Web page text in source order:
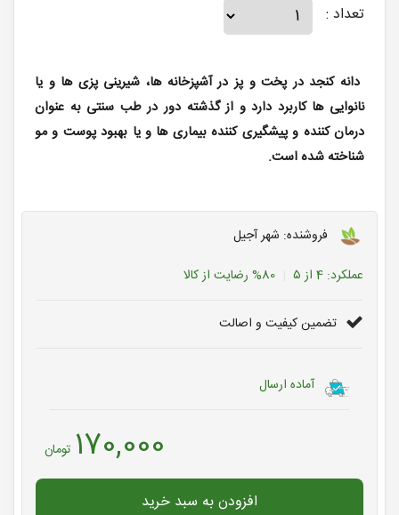
تعداد :
دانه کنجد در پخت و پز در آشپزخانه ها، شیرینی پزی ها و یا
نانوایی ها کاربرد دارد و از گذشته دور در طب سنتی به عنوان
درمان کننده و پیشگیری کننده بیماری ها و یا بهبود پوست و مو
شناخته شده است.
فروشنده: شهر آجیل
عملکرد: 4 از ۵ 80% رضایت از کالا
تضمین کیفیت و اصالت
آماده ارسال
170,000 تومان
افزودن به سبد خرید